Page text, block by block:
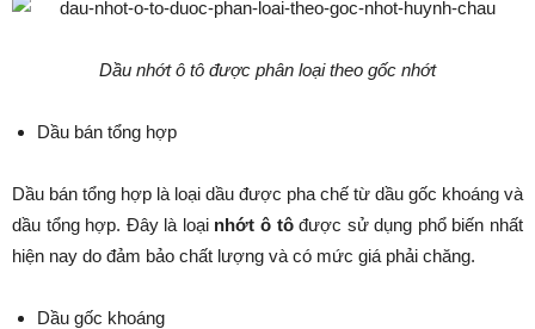
Dầu nhớt ô tô được phân loại theo gốc nhớt
Dầu bán tổng hợp
Dầu bán tổng hợp là loại dầu được pha chế từ dầu gốc khoáng và
dầu tổng hợp. Đây là loại nhớt ô tôđược sử dụng phổ biến nhất
hiện nay do đảm bảo chất lượng và có mức giá phải chăng.
Dầu gốc khoáng